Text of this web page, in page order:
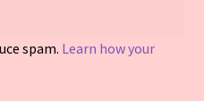
spam. Learn how your